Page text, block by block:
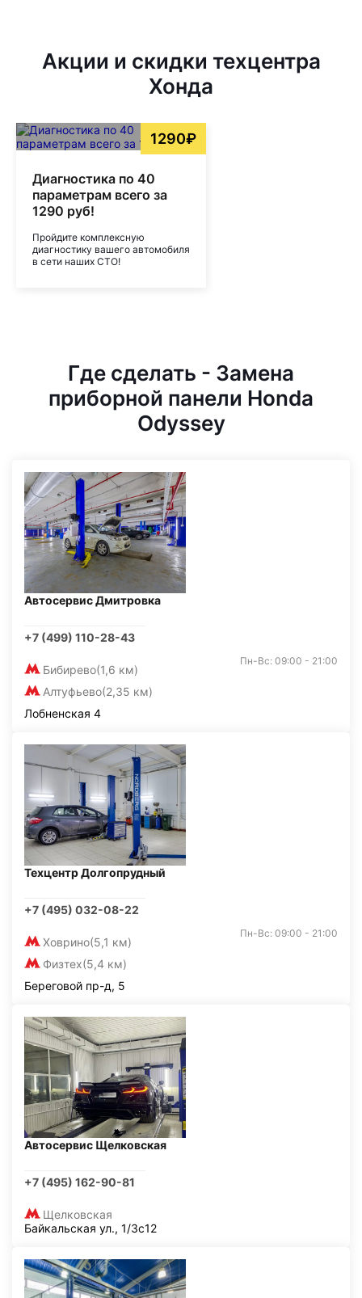
Акции и скидки техцентра
Хонда
1290₽
Диагностика по 40
параметрам всего за
1290 руб!
Пройдите комплексную
диагностику вашего автомобиля
в сети наших СТО!
Где сделать - Замена
приборной панели Honda
Odyssey
Автосервис Дмитровка
+7 (499) 110-28-43
Бибирево(1,6 км)
Алтуфьево(2,35 км)
Пн-Вс: 09:00 - 21:00
Лобненская 4
Техцентр Долгопрудный
+7 (495) 032-08-22
Ховрино(5,1 км)
Физтех(5,4 км)
Пн-Вс: 09:00 - 21:00
Береговой пр-д, 5
Автосервис Щелковская
+7 (495) 162-90-81
Щелковская
Байкальская ул., 1/3с12